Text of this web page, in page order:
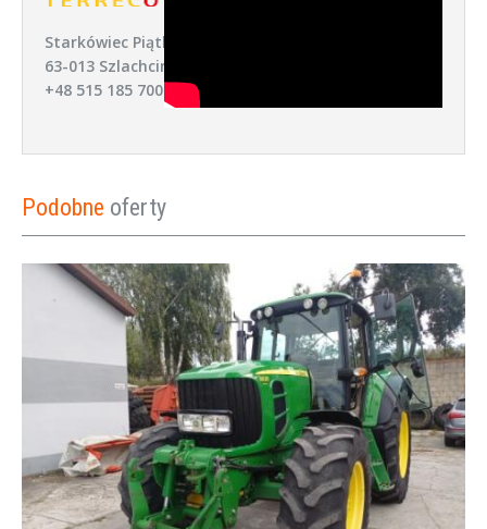
Starkówiec Piątkowski 52,
63-013 Szlachcin
+48 515 185 700
Podobne oferty